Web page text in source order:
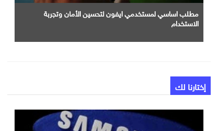
مطلب اساسي لمستخدمي ايفون لتحسين الأمان وتجربة
الاستخدام
إختارنا لك